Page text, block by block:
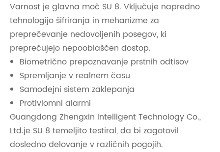
Varnost je glavna moč SU 8. Vključuje napredno
tehnologijo šifriranja in mehanizme za
preprečevanje nedovoljenih posegov, ki
preprečujejo nepooblaščen dostop.
Biometrično prepoznavanje prstnih odtisov
Spremljanje v realnem času
Samodejni sistem zaklepanja
Protivlomni alarmi
Guangdong Zhengxin Intelligent Technology Co.,
Ltd.je SU 8 temeljito testiral, da bi zagotovil
dosledno delovanje v različnih pogojih.